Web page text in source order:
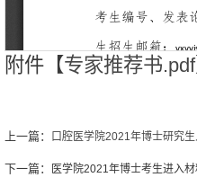
附件【专家推荐书.pdf
上一篇： 口腔医学院2021年博士研究
下一篇： 医学院2021年博士考生进入